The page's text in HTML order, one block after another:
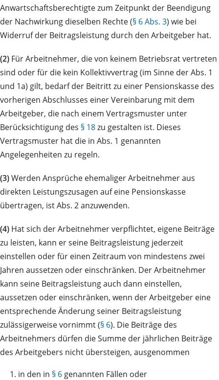
Anwartschaftsberechtigte zum Zeitpunkt der Beendigung
der Nachwirkung dieselben Rechte (§ 6 Abs. 3) wie bei
Widerruf der Beitragsleistung durch den Arbeitgeber hat.
(2) Für Arbeitnehmer, die von keinem Betriebsrat vertreten
sind oder für die kein Kollektivvertrag (im Sinne der Abs. 1
und 1a) gilt, bedarf der Beitritt zu einer Pensionskasse des
vorherigen Abschlusses einer Vereinbarung mit dem
Arbeitgeber, die nach einem Vertragsmuster unter
Berücksichtigung des § 18zu gestalten ist. Dieses
Vertragsmuster hat die in Abs. 1 genannten
Angelegenheiten zu regeln.
(3)Werden Ansprüche ehemaliger Arbeitnehmer aus
direkten Leistungszusagen auf eine Pensionskasse
übertragen, ist Abs. 2 anzuwenden.
(4) Hat sich der Arbeitnehmer verpflichtet, eigene Beiträge
zu leisten, kann er seine Beitragsleistung jederzeit
einstellen oder für einen Zeitraum von mindestens zwei
Jahren aussetzen oder einschränken. Der Arbeitnehmer
kann seine Beitragsleistung auch dann einstellen,
aussetzen oder einschränken, wenn der Arbeitgeber eine
entsprechende Änderung seiner Beitragsleistung
zulässigerweise vornimmt (§ 6). Die Beiträge des
Arbeitnehmers dürfen die Summe der jährlichen Beiträge
des Arbeitgebers nicht übersteigen, ausgenommen
1. in den in § 6 genannten Fällen oder